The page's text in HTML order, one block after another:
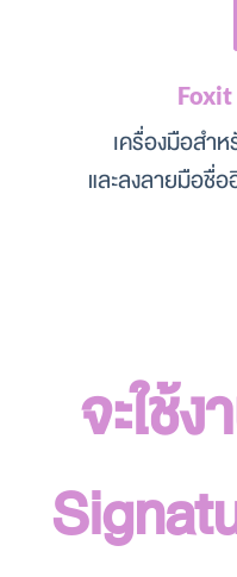
Foxit
เครื่องมือสำ
และลงลายมือชื่
จะใช้